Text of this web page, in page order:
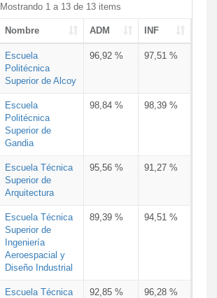
Mostrando 1 a 13 de 13 items
Nombre ADM INF
Escuela
Politécnica
Superior de Alcoy
96,92 % 97,51 %
Escuela
Politécnica
Superior de
Gandia
98,84 % 98,39 %
Escuela Técnica
Superior de
Arquitectura
95,56 % 91,27 %
Escuela Técnica
Superior de
Ingeniería
Aeroespacial y
Diseño Industrial
89,39 % 94,51 %
Escuela Técnica
92,85 % 96,28 %